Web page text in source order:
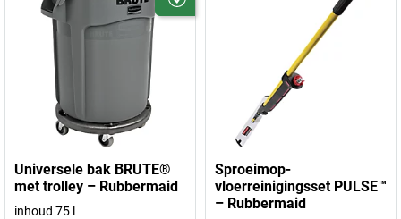
Universele bak BRUTE®
met trolley – Rubbermaid
inhoud 75 l
Sproeimop-
vloerreinigingsset PULSE™
– Rubbermaid